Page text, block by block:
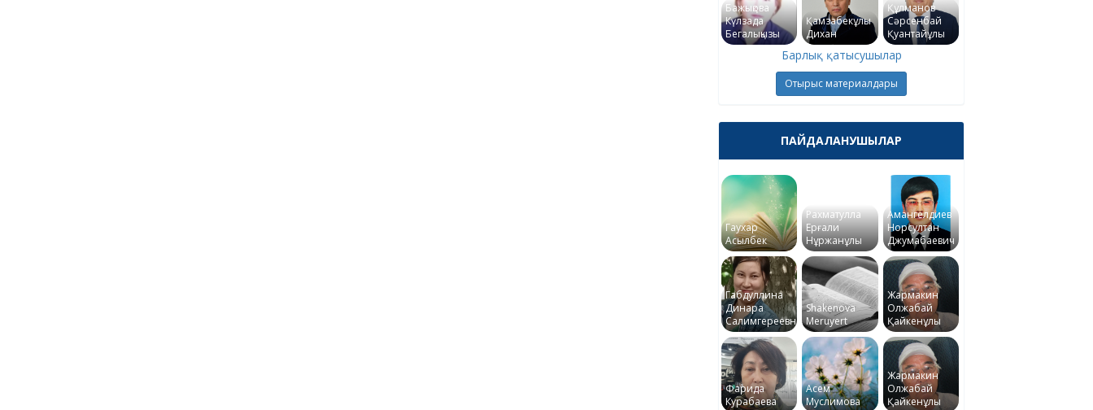
Бажықова
Күлзада
Бегалықызы
Қамзабекұлы
Дихан
Құлманов
Сәрсенбай
Қуантайұлы
Барлық қатысушылар
Отырыс материалдары
ПАЙДАЛАНУШЫЛАР
Гаухар
Асылбек
Рахматулла
Ерғали
Нұржанұлы
Амангелдиев
Норсултан
Джумабаевич
Габдуллина
Динара
Салимгереевна
Shakenova
Meruyert
Жармакин
Олжабай
Қайкенұлы
Фарида
Курабаева
Асем
Муслимова
Жармакин
Олжабай
Қайкенұлы